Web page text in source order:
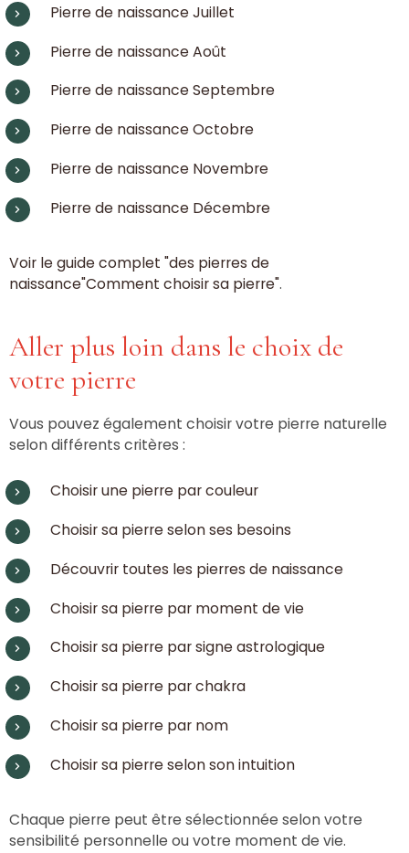
Pierre de naissance Juillet
Pierre de naissance Août
Pierre de naissance Septembre
Pierre de naissance Octobre
Pierre de naissance Novembre
Pierre de naissance Décembre
Voir le guide complet "des pierres de
naissance"Comment choisir sa pierre".
Aller plus loin dans le choix de
votre pierre
Vous pouvez également choisir votre pierre naturelle
selon différents critères :
Choisir une pierre par couleur
Choisir sa pierre selon ses besoins
Découvrir toutes les pierres de naissance
Choisir sa pierre par moment de vie
Choisir sa pierre par signe astrologique
Choisir sa pierre par chakra
Choisir sa pierre par nom
Choisir sa pierre selon son intuition
Chaque pierre peut être sélectionnée selon votre
sensibilité personnelle ou votre moment de vie.